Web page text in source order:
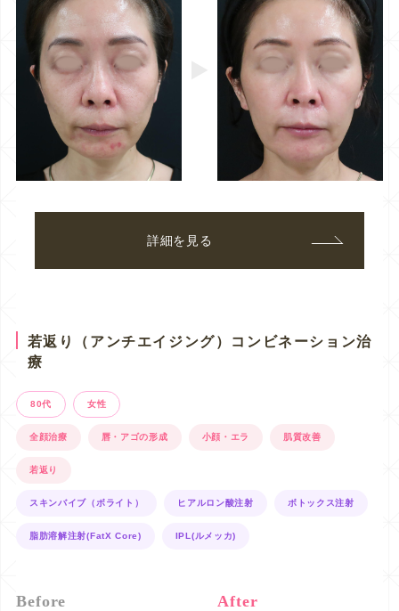
詳細を見る
若返り（アンチエイジング）コンビネーション治
療
80代 女性
全顔治療 唇・アゴの形成 小顔・エラ 肌質改善
若返り
スキンバイブ（ボライト） ヒアルロン酸注射 ボトックス注射
脂肪溶解注射(FatX Core) IPL(ルメッカ)
Before After